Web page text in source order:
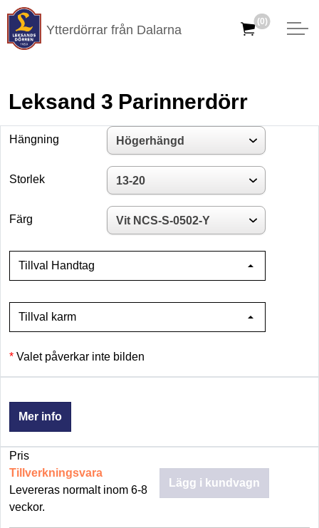
Ytterdörrar från Dalarna
(0)
Leksand 3 Parinnerdörr
Hängning
Storlek
Färg
Tillval Handtag
Tillval karm
Valet påverkar inte bilden
Mer info
Pris
Tillverkningsvara
Levereras normalt inom 6-8
veckor.
Lägg i kundvagn